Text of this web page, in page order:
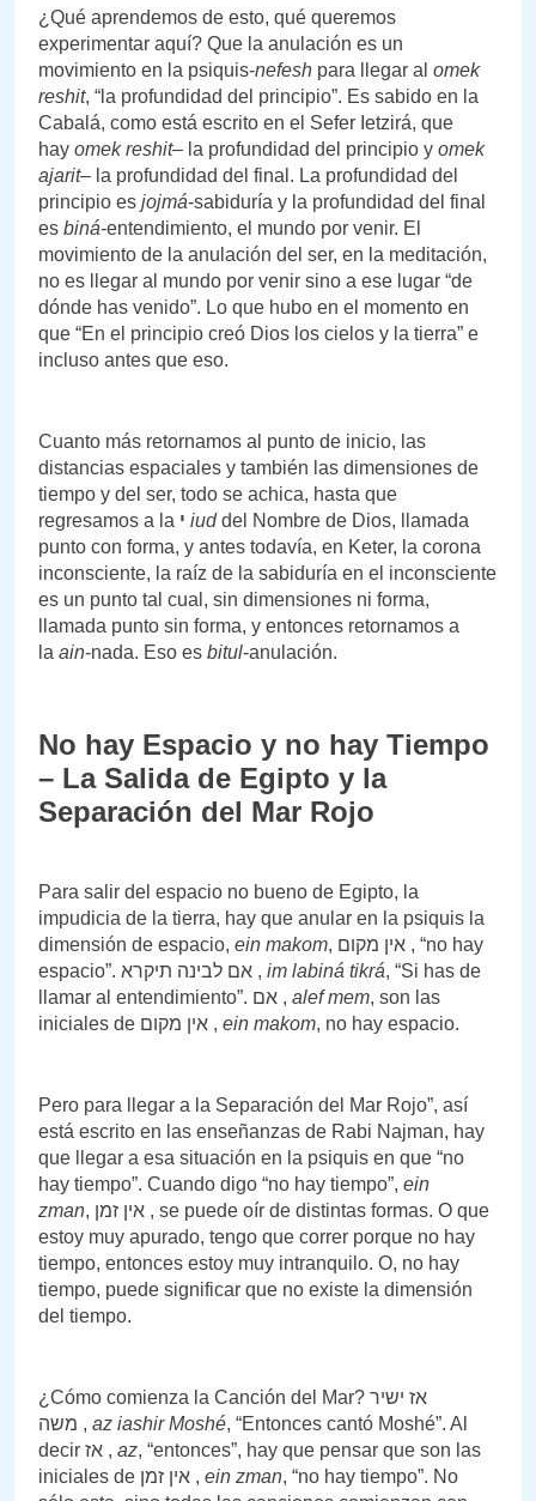
¿Qué aprendemos de esto, qué queremos
experimentar aquí? Que la anulación es un
movimiento en la psiquis-nefesh para llegar al omek
reshit, “la profundidad del principio”. Es sabido en la
Cabalá, como está escrito en el Sefer Ietzirá, que
hay omek reshit– la profundidad del principio y omek
ajarit– la profundidad del final. La profundidad del
principio es jojmá-sabiduría y la profundidad del final
es biná-entendimiento, el mundo por venir. El
movimiento de la anulación del ser, en la meditación,
no es llegar al mundo por venir sino a ese lugar “de
dónde has venido”. Lo que hubo en el momento en
que “En el principio creó Dios los cielos y la tierra” e
incluso antes que eso.
Cuanto más retornamos al punto de inicio, las
distancias espaciales y también las dimensiones de
tiempo y del ser, todo se achica, hasta que
regresamos a la י iuddel Nombre de Dios, llamada
punto con forma, y antes todavía, en Keter, la corona
inconsciente, la raíz de la sabiduría en el inconsciente
es un punto tal cual, sin dimensiones ni forma,
llamada punto sin forma, y entonces retornamos a
la ain-nada. Eso es bitul-anulación.
No hay Espacio y no hay Tiempo
– La Salida de Egipto y la
Separación del Mar Rojo
Para salir del espacio no bueno de Egipto, la
impudicia de la tierra, hay que anular en la psiquis la
dimensión de espacio, ein makom, אין מקום , “no hay
espacio”. אם לבינה תיקרא , im labiná tikrá, “Si has de
llamar al entendimiento”. אם , alef mem, son las
iniciales de אין מקום , ein makom, no hay espacio.
Pero para llegar a la Separación del Mar Rojo”, así
está escrito en las enseñanzas de Rabi Najman, hay
que llegar a esa situación en la psiquis en que “no
hay tiempo”. Cuando digo “no hay tiempo”, ein
zman, אין זמן , se puede oír de distintas formas. O que
estoy muy apurado, tengo que correr porque no hay
tiempo, entonces estoy muy intranquilo. O, no hay
tiempo, puede significar que no existe la dimensión
del tiempo.
¿Cómo comienza la Canción del Mar? אז ישיר
משה , az iashir Moshé, “Entonces cantó Moshé”. Al
decir אז , az, “entonces”, hay que pensar que son las
iniciales de אין זמן , ein zman, “no hay tiempo”. No